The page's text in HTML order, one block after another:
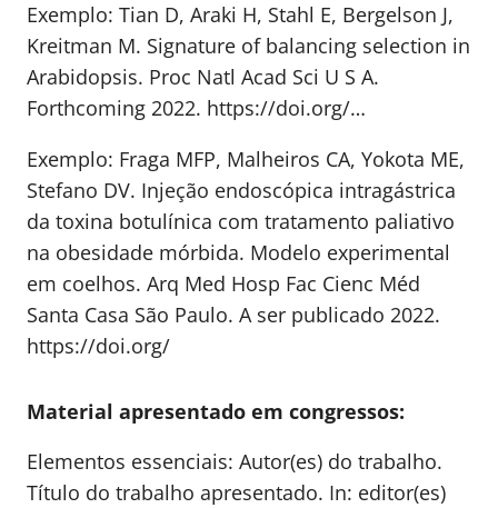
Exemplo: Tian D, Araki H, Stahl E, Bergelson J,
Kreitman M. Signature of balancing selection in
Arabidopsis. Proc Natl Acad Sci U S A.
Forthcoming 2022. https://doi.org/…
Exemplo: Fraga MFP, Malheiros CA, Yokota ME,
Stefano DV. Injeção endoscópica intragástrica
da toxina botulínica com tratamento paliativo
na obesidade mórbida. Modelo experimental
em coelhos. Arq Med Hosp Fac Cienc Méd
Santa Casa São Paulo. A ser publicado 2022.
https://doi.org/
Material apresentado em congressos:
Elementos essenciais: Autor(es) do trabalho.
Título do trabalho apresentado. In: editor(es)